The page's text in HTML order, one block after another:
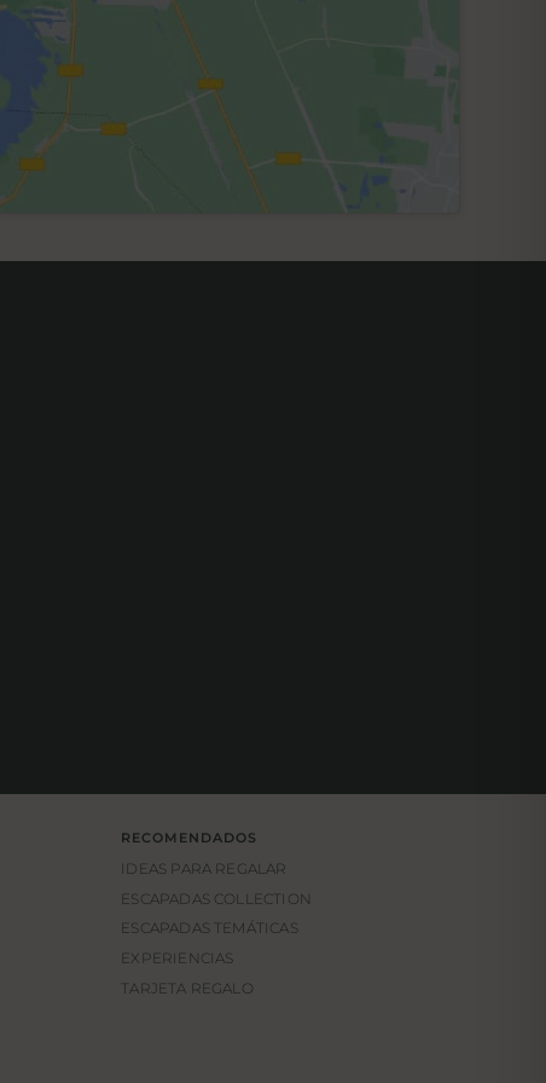
RECOMENDADOS
IDEAS PARA REGALAR
ESCAPADAS COLLECTION
ESCAPADAS TEMÁTICAS
EXPERIENCIAS
TARJETA REGALO